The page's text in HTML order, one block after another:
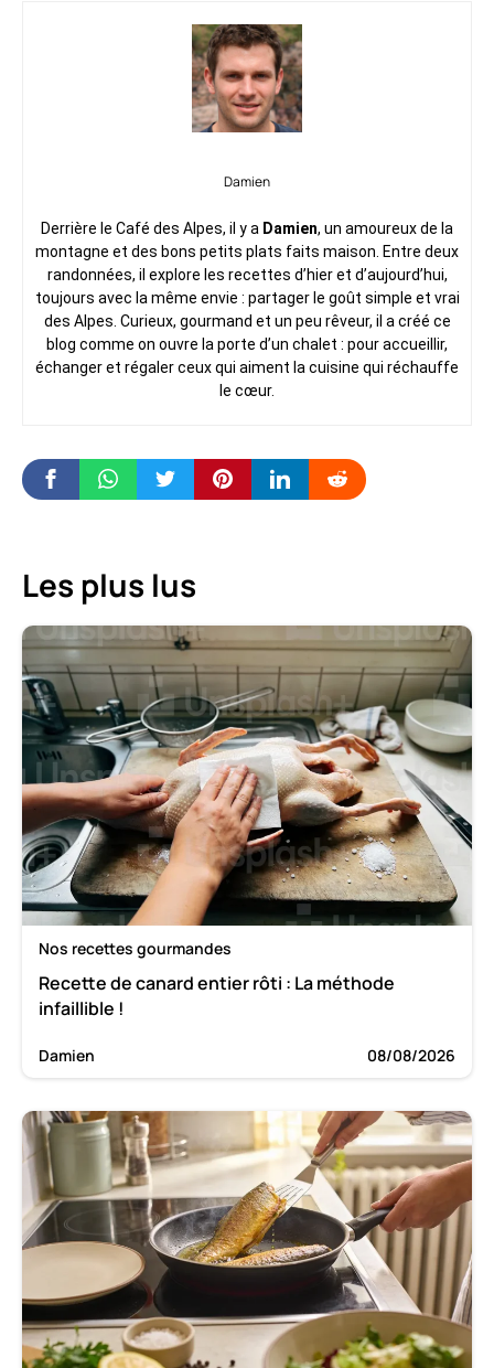
Damien
Derrière le Café des Alpes, il y a Damien, un amoureux de la
montagne et des bons petits plats faits maison. Entre deux
randonnées, il explore les recettes d’hier et d’aujourd’hui,
toujours avec la même envie : partager le goût simple et vrai
des Alpes. Curieux, gourmand et un peu rêveur, il a créé ce
blog comme on ouvre la porte d’un chalet : pour accueillir,
échanger et régaler ceux qui aiment la cuisine qui réchauffe
le cœur.
Les plus lus
Nos recettes gourmandes
Recette de canard entier rôti : La méthode
infaillible !
Damien 08/08/2026